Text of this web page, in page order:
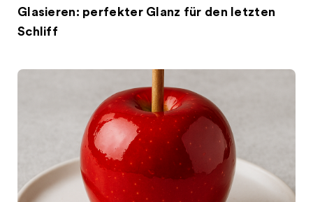
Glasieren: perfekter Glanz für den letzten
Schliff